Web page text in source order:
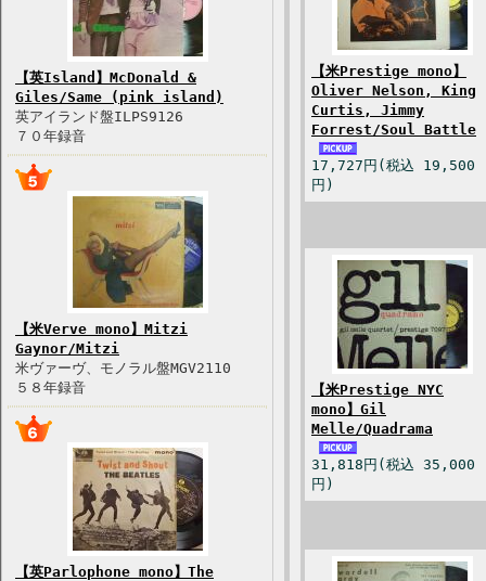
【英Island】McDonald &
Giles/Same (pink island)
英アイランド盤ILPS9126
７０年録音
【米Verve mono】Mitzi
Gaynor/Mitzi
米ヴァーヴ、モノラル盤MGV2110
５８年録音
【英Parlophone mono】The
【米Prestige mono】
Oliver Nelson, King
Curtis, Jimmy
Forrest/Soul Battle
17,727円(税込 19,500
円)
【米Prestige NYC
mono】Gil
Melle/Quadrama
31,818円(税込 35,000
円)